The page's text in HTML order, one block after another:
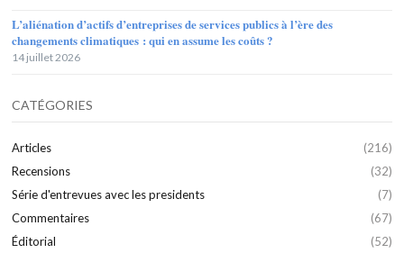
L’aliénation d’actifs d’entreprises de services publics à l’ère des
changements climatiques : qui en assume les coûts ?
14 juillet 2026
CATÉGORIES
Articles
(216)
Recensions
(32)
Série d'entrevues avec les presidents
(7)
Commentaires
(67)
Éditorial
(52)